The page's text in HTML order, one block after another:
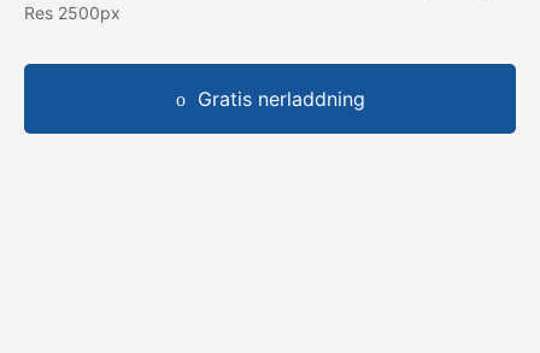
Res 2500px
Gratis nerladdning